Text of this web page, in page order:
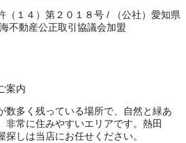
（１４）第２０１８号 /
（公社）愛知県
不動産公正取引協議会加盟
案内
数多く残っている場所で、自然と緑あ
非常に住みやすいエリアです。熱田
しは当店にお任せください。